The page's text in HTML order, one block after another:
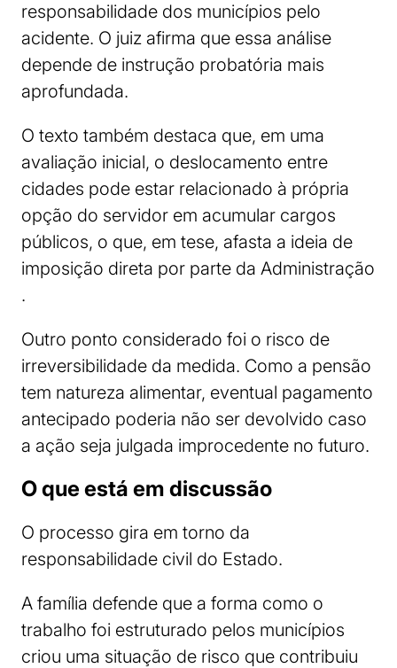
responsabilidade dos municípios pelo
acidente. O juiz afirma que essa análise
depende de instrução probatória mais
aprofundada.
O texto também destaca que, em uma
avaliação inicial, o deslocamento entre
cidades pode estar relacionado à própria
opção do servidor em acumular cargos
públicos, o que, em tese, afasta a ideia de
imposição direta por parte da Administração
.
Outro ponto considerado foi o risco de
irreversibilidade da medida. Como a pensão
tem natureza alimentar, eventual pagamento
antecipado poderia não ser devolvido caso
a ação seja julgada improcedente no futuro.
O que está em discussão
O processo gira em torno da
responsabilidade civil do Estado.
A família defende que a forma como o
trabalho foi estruturado pelos municípios
criou uma situação de risco que contribuiu